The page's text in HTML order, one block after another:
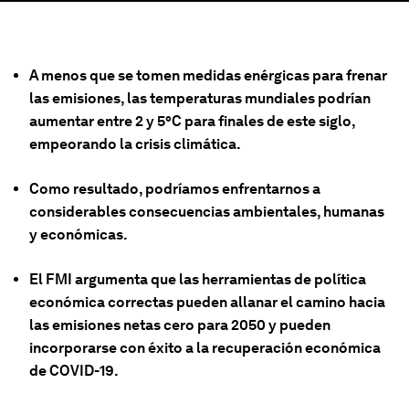
A menos que se tomen medidas enérgicas para frenar
las emisiones, las temperaturas mundiales podrían
aumentar entre 2 y 5°C para finales de este siglo,
empeorando la crisis climática.
Como resultado, podríamos enfrentarnos a
considerables consecuencias ambientales, humanas
y económicas.
El FMI argumenta que las herramientas de política
económica correctas pueden allanar el camino hacia
las emisiones netas cero para 2050 y pueden
incorporarse con éxito a la recuperación económica
de COVID-19.